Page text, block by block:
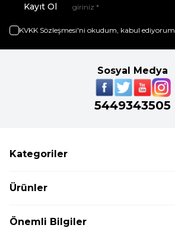
Kayıt Ol
KVKK Sözleşmesi'ni okudum, kabul ediyorum.
Sosyal Medya
5449343505
Kategoriler
Ürünler
Önemli Bilgiler